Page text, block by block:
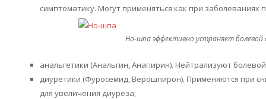
симптоматику. Могут применяться как при заболеваниях
Но-шпа эффективно устраняет болевой
анальгетики (Анальгин, Анапирин). Нейтрализуют
диуретики (Фуросемид, Верошпирон). Применяются при
для увеличения диуреза;